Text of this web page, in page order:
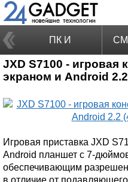
ПК И
НОУТБУКИ
JXD S7100 -
экраном и Android
Игровая приставка JXD
Android планшет с 7-
обеспечивающим
в отличие от